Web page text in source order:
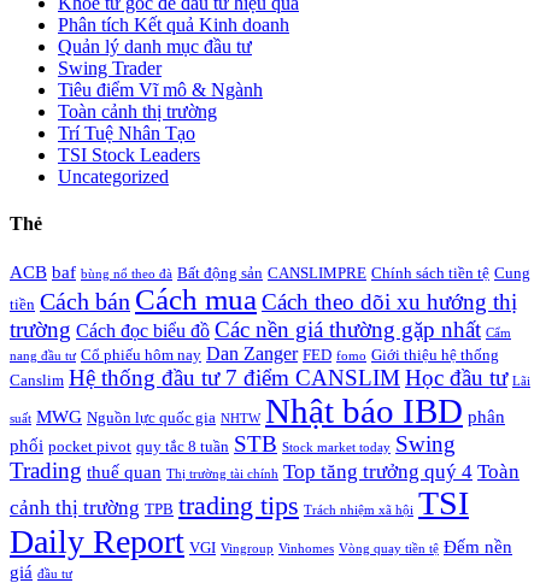
Phân tích Kết quả Kinh doanh
Quản lý danh mục đầu tư
Swing Trader
Tiêu điểm Vĩ mô & Ngành
Toàn cảnh thị trường
Trí Tuệ Nhân Tạo
TSI Stock Leaders
Uncategorized
Thẻ
ACB baf bùng nổ theo đà Bất động sản CANSLIMPRE Chính sách tiền tệ Cung
tiền Cách bán Cách mua Cách theo dõi xu hướng thị
trường Cách đọc biểu đồ Các nền giá thường gặp nhất Cẩm
nang đầu tư Cổ phiếu hôm nay Dan Zanger FED fomo Giới thiệu hệ thống
Canslim Hệ thống đầu tư 7 điểm CANSLIMHọc đầu tư Lãi
suất MWG Nguồn lực quốc gia NHTW Nhật báo IBD phân
phối pocket pivot quy tắc 8 tuần STB Stock market today Swing
Trading thuế quan Thị trường tài chính Top tăng trưởng quý 4 Toàn
cảnh thị trường TPB trading tips Trách nhiệm xã hội TSI
Daily Report VGI Vingroup Vinhomes Vòng quay tiền tệ Đếm nền
giá đầu tư